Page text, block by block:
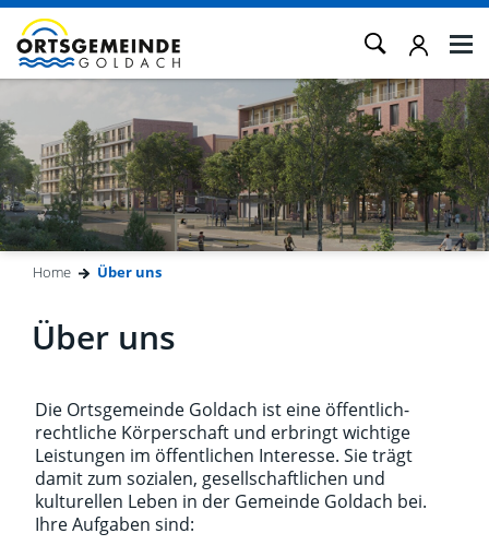
Kopfzeile
Home Über uns
Inhalt
Über uns
Die Ortsgemeinde Goldach ist eine öffentlich-
rechtliche Körperschaft und erbringt wichtige
Leistungen im öffentlichen Interesse. Sie trägt
damit zum sozialen, gesellschaftlichen und
kulturellen Leben in der Gemeinde Goldach bei.
Ihre Aufgaben sind: